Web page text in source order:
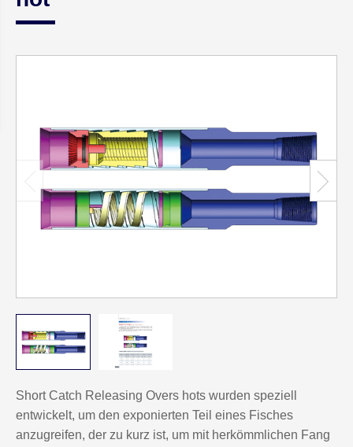
Short Catch Releasing Overs hots wurden speziell
entwickelt, um den exponierten Teil eines Fisches
anzugreifen, der zu kurz ist, um mit herkömmlichen Fang